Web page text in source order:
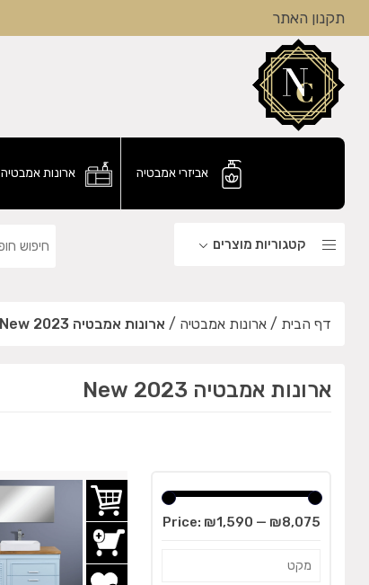
תקנון האתר
אביזרי אמבטיה ארונות אמבטיה
קטגוריות מוצרים
דף הבית / ארונות אמבטיה / ארונות אמבטיה 2023 New
ארונות אמבטיה 2023 New
Price: ₪1,590 — ₪8,075